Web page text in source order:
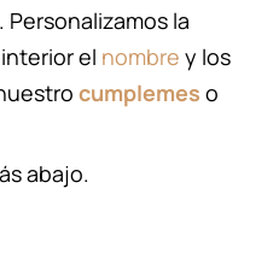
la
el nombre y los
cumplemes o
abajo.